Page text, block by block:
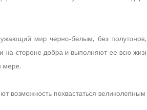
мир черно-белым, без полутонов,
стороне добра и выполняют ее всю
мере.
возможность похвастаться